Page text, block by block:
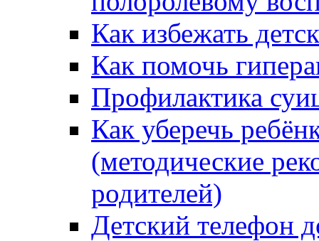
Как избежать
Как помочь
Профилактика
Как уберечь
(методические
родителей)
Детский телефон